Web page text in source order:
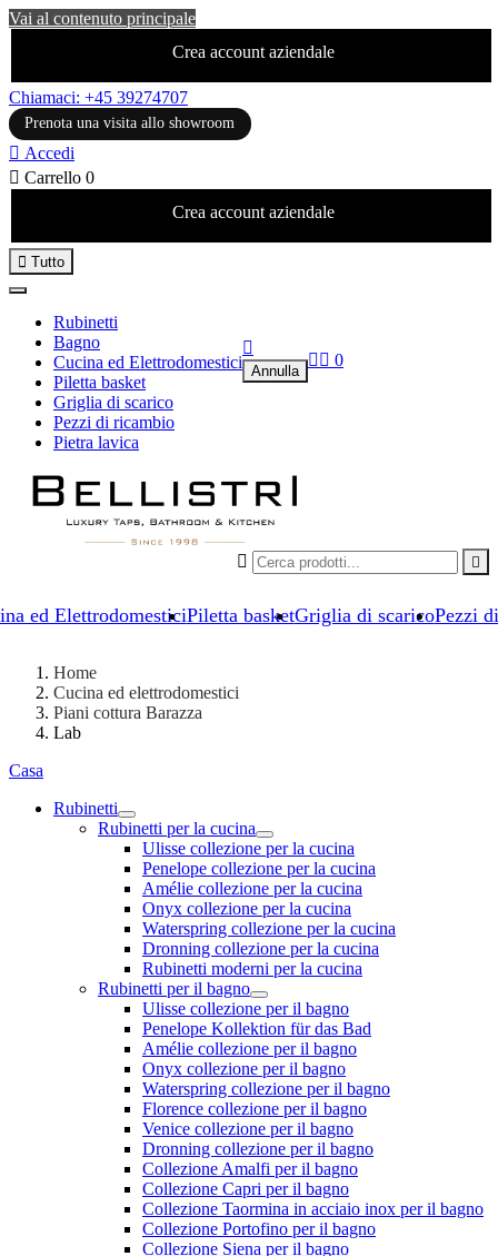
Vai al contenuto principale
Crea account aziendale
Chiamaci: +45 39274707
Prenota una visita allo showroom
 Accedi
 Carrello 0
Crea account aziendale
ed ElettrodomesticiPiletta basketGriglia di scaricoPezzi
 Tutto
Rubinetti
Bagno
Cucina ed Elettrodomestici
Piletta basket
Griglia di scarico
Pezzi di ricambio
Pietra lavica
 

Annulla
  0
Home
Cucina ed elettrodomestici
Piani cottura Barazza
Lab
Casa
Rubinetti
Rubinetti per la cucina
Ulisse collezione per la cucina
Penelope collezione per la cucina
Amélie collezione per la cucina
Onyx collezione per la cucina
Waterspring collezione per la cucina
Dronning collezione per la cucina
Rubinetti moderni per la cucina
Rubinetti per il bagno
Ulisse collezione per il bagno
Penelope Kollektion für das Bad
Amélie collezione per il bagno
Onyx collezione per il bagno
Waterspring collezione per il bagno
Florence collezione per il bagno
Venice collezione per il bagno
Dronning collezione per il bagno
Collezione Amalfi per il bagno
Collezione Capri per il bagno
Collezione Taormina in acciaio inox per il bagno
Collezione Portofino per il bagno
Collezione Siena per il bagno